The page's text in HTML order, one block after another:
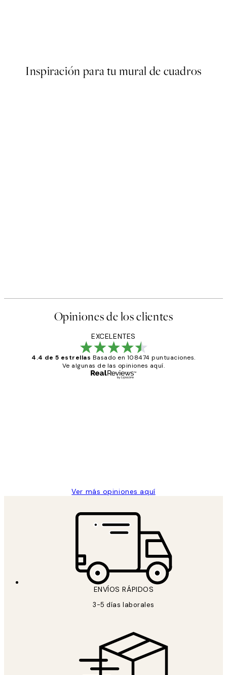
Inspiración para tu mural de cuadros
Opiniones de los clientes
EXCELENTES
4.4 de 5 estrellas Basado en 108474 puntuaciones.
Ve algunas de las opiniones aquí.
Ver más opiniones aquí
ENVÍOS RÁPIDOS
3-5 días laborales